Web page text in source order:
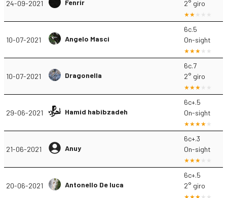
24-09-2021 Fenrir
2° giro
10-07-2021 Angelo Masci
6c.5
On-sight
10-07-2021 Dragonella
6c.7
2° giro
29-06-2021 Hamid habibzadeh
6c+.5
On-sight
21-06-2021 Anuy
6c+.3
On-sight
20-06-2021 Antonello De luca
6c+.5
2° giro